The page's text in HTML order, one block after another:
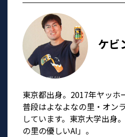
ケビ
東京都出身。2017年ヤッホ
普段はよなよなの里・オン
しています。東京大学出身
の里の優しいAI」。